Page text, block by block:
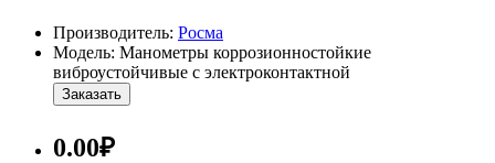
Производитель: Росма
Модель: Манометры коррозионностойкие
виброустойчивые с электроконтактной
Заказать
0.00₽